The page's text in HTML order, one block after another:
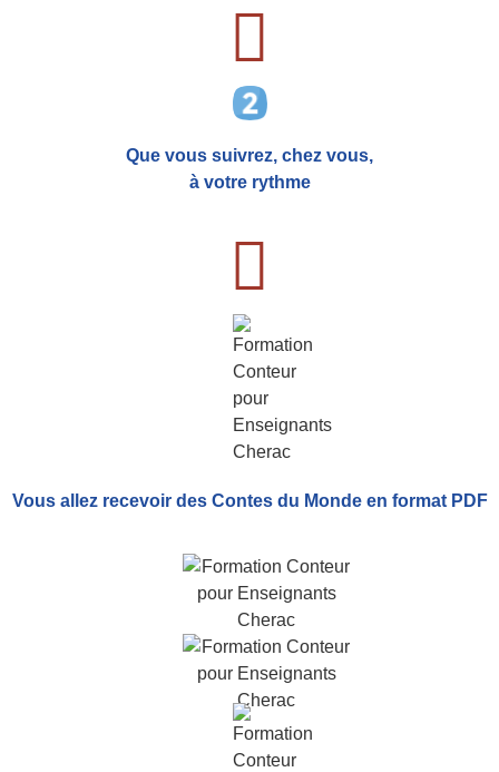
Que vous suivrez, chez vous,
à votre rythme
Vous allez recevoir des Contes du Monde en format PDF